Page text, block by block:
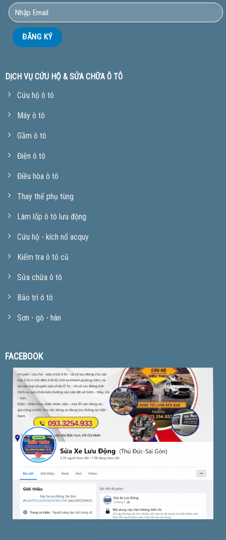
DỊCH VỤ CỨU HỘ & SỬA CHỮA Ô TÔ
Cứu hộ ô tô
Máy ô tô
Gầm ô tô
Điện ô tô
Điều hòa ô tô
Thay thế phụ tùng
Làm lốp ô tô lưu động
Cứu hộ - kích nổ acquy
Kiểm tra ô tô cũ
Sửa chữa ô tô
Bảo trì ô tô
Sơn - gò - hàn
FACEBOOK